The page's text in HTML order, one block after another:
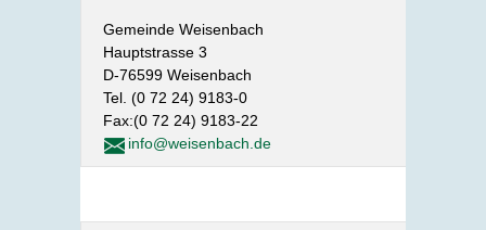
Gemeinde Weisenbach
Hauptstrasse 3
D-76599 Weisenbach
Tel. (0 72 24) 9183-0
Fax:(0 72 24) 9183-22
info@weisenbach.de